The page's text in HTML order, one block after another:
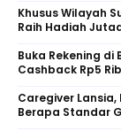
Khusus Wilayah
Raih Hadiah
Buka Rekening di
Cashback Rp5
Caregiver Lansia,
Berapa Standar